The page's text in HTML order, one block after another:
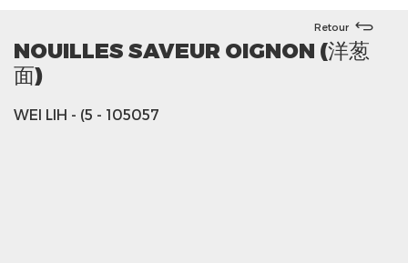
Retour
NOUILLES SAVEUR OIGNON (洋葱
面)
WEI LIH - (5 - 105057